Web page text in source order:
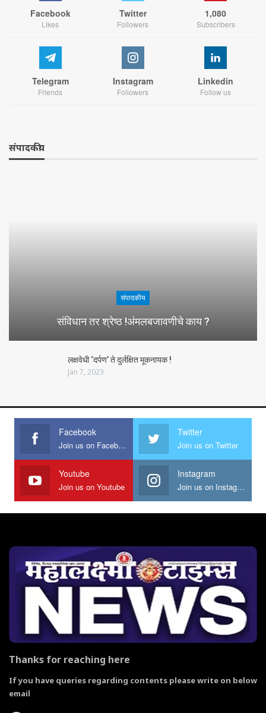
Facebook
Likes
Twitter
Followers
1,080
Subscribers
Telegram
Friends
Instagram
Followers
Linkedin
Follow us
संपादकीय
संपादकीय
संविधान तर श्रेष्ठ !अंमलबजावणीचे काय ?
लक्षवेधी ‘दर्पण’ ते दुर्लक्षित मूकनायक !
Jan 7, 2023
Facebook
Join us on Facebook
Twitter
Join us on Twitter
Youtube
Join us on Youtube
Instagram
Join us on Instagram
Thanks for reaching here
If you have queries regarding contents please write on below
email